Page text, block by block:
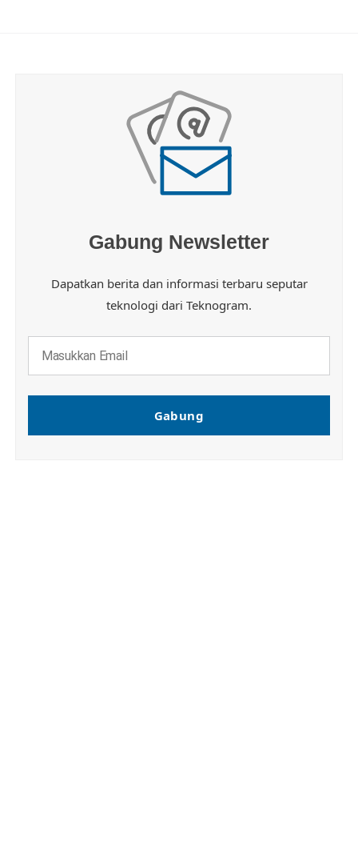
Gabung Newsletter
Dapatkan berita dan informasi terbaru seputar
teknologi dari Teknogram.